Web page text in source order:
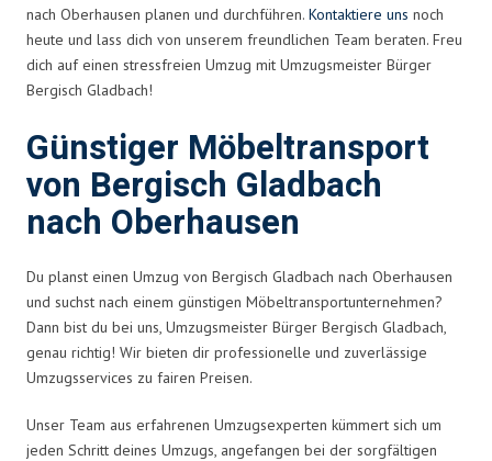
nach Oberhausen planen und durchführen. Kontaktiere uns noch
heute und lass dich von unserem freundlichen Team beraten. Freu
dich auf einen stressfreien Umzug mit Umzugsmeister Bürger
Bergisch Gladbach!
Günstiger Möbeltransport
von Bergisch Gladbach
nach Oberhausen
Du planst einen Umzug von Bergisch Gladbach nach Oberhausen
und suchst nach einem günstigen Möbeltransportunternehmen?
Dann bist du bei uns, Umzugsmeister Bürger Bergisch Gladbach,
genau richtig! Wir bieten dir professionelle und zuverlässige
Umzugsservices zu fairen Preisen.
Unser Team aus erfahrenen Umzugsexperten kümmert sich um
jeden Schritt deines Umzugs, angefangen bei der sorgfältigen